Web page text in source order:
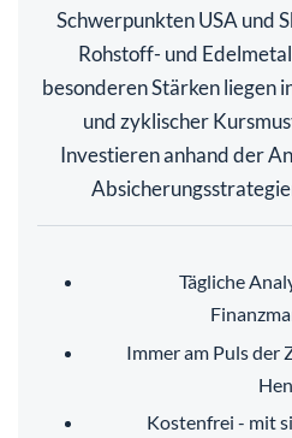
Schwerpunkten USA und
Rohstoff- und
besonderen Stärken liegen
und zyklischer
Investieren anhand der
Tägliche
Immer am Puls
Kostenfrei - mit